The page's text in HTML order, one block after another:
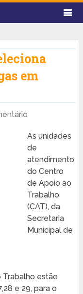
em
As unidades
de
atendimento
do Centro
de Apoio ao
Trabalho
(CAT), da
Secretaria
Municipal de
estão
e 29, para o